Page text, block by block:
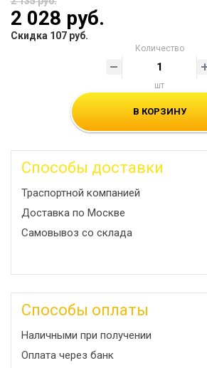
2 028 руб.
Скидка 107 руб.
Количество
шт
В КОРЗИНУ
Способы доставки
Траспортной компанией
Доставка по Москве
Самовывоз со склада
Способы оплаты
Наличными при получении
Оплата через банк